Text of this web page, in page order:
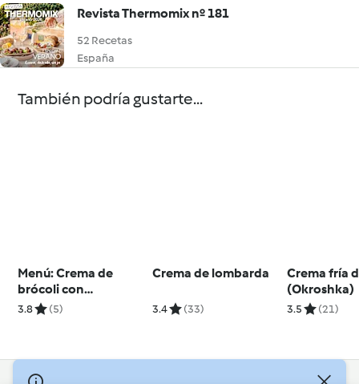
Revista Thermomix nº 181
52 Recetas
España
También podría gustarte...
Menú: Crema de
brócoli con
gorgonzola, salmón
3.8 (5)
Crema de lombarda
3.4 (33)
Crema fría
(Okroshka)
3.5 (21)